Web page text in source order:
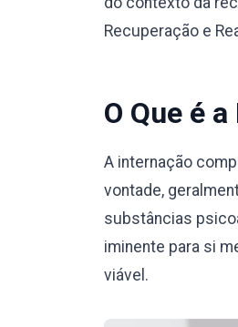
Recuperação e
O Que é
A internação
vontade,
substâncias
iminente para si
viável.